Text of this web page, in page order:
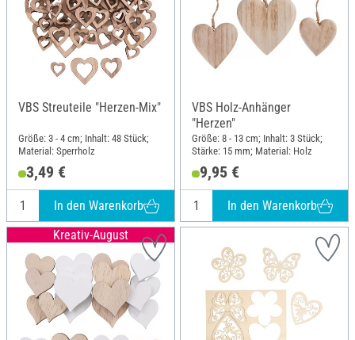
VBS Streuteile "Herzen-Mix"
Größe: 3 - 4 cm; Inhalt: 48 Stück;
Material: Sperrholz
3,49 €
In den Warenkorb
VBS Holz-Anhänger
"Herzen"
Größe: 8 - 13 cm; Inhalt: 3 Stück;
Stärke: 15 mm; Material: Holz
9,95 €
In den Warenkorb
Kreativ-August